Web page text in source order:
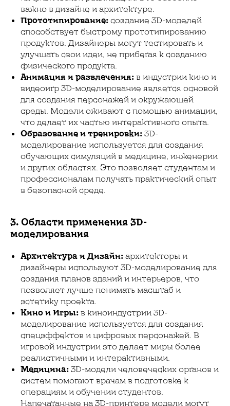
важно в дизайне и архитектуре.
Прототипирование: создание 3D-моделей
способствует быстрому прототипированию
продуктов. Дизайнеры могут тестировать и
улучшать свои идеи, не прибегая к созданию
физического продукта.
Анимация и развлечения: в индустрии кино и
видеоигр 3D-моделирование является основой
для создания персонажей и окружающей
среды. Модели оживают с помощью анимации,
что делает их частью интерактивного опыта.
Образование и тренировки: 3D-
моделирование используется для создания
обучающих симуляций в медицине, инженерии
и других областях. Это позволяет студентам и
профессионалам получать практический опыт
в безопасной среде.
3. Области применения 3D-
моделирования
Архитектура и Дизайн: архитекторы и
дизайнеры используют 3D-моделирование для
создания планов зданий и интерьеров, что
позволяет лучше понимать масштаб и
эстетику проекта.
Кино и Игры: в киноиндустрии 3D-
моделирование используется для создания
спецэффектов и цифровых персонажей. В
игровой индустрии это делает миры более
реалистичными и интерактивными.
Медицина: 3D-модели человеческих органов и
систем помогают врачам в подготовке к
операциям и обучении студентов.
Напечатанные на 3D-принтере модели могут